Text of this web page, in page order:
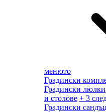
менюто
Градински
Градински люлки
и столове + 3
Градински